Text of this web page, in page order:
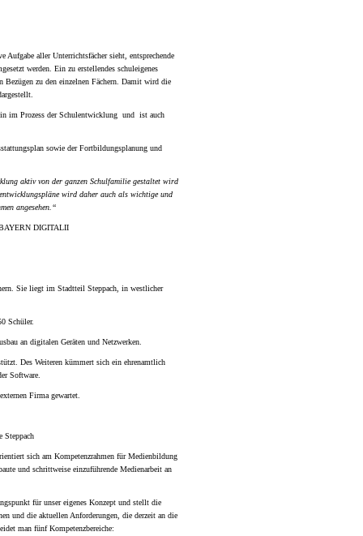
aller Unterrichtsfächer sieht, entsprechende
werden. Ein zu erstellendes schuleigenes
Bezügen zu den einzelnen Fächern. Damit wird die
im Prozess der Schulentwicklung und ist auch
sowie der Fortbildungsplanung und
aktiv von der ganzen Schulfamilie gestaltet wird
wird daher auch als wichtige und
angesehen.“
DIGITALII
Sie liegt im Stadtteil Steppach, in westlicher
Schüler.
an digitalen Geräten und Netzwerken.
Des Weiteren kümmert sich ein ehrenamtlich
Software.
Firma gewartet.
Steppach
sich am Kompetenzrahmen für Medienbildung
und schrittweise einzuführende Medienarbeit an
für unser eigenes Konzept und stellt die
und die aktuellen Anforderungen, die derzeit an die
man fünf Kompetenzbereiche: